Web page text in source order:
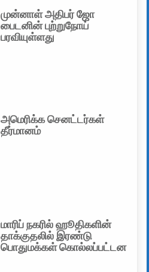
முன்னாள் அதிபர் ஜோ
பைடனின் புற்றுநோய்
பரவியுள்ளது
அமெரிக்க செனட்டர்கள்
தீர்மானம்
மாரிப் நகரில் ஹூதிகளின்
தாக்குதலில் இரண்டு
பொதுமக்கள் கொல்லப்பட்டன